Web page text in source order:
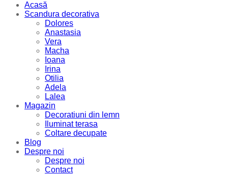
Acasă
Scandura decorativa
Dolores
Anastasia
Vera
Macha
Ioana
Irina
Otilia
Adela
Lalea
Magazin
Decoratiuni din lemn
Iluminat terasa
Coltare decupate
Blog
Despre noi
Despre noi
Contact